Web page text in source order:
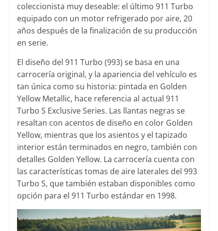
coleccionista muy deseable: el último 911 Turbo
equipado con un motor refrigerado por aire, 20
años después de la finalización de su producción
en serie.
El diseño del 911 Turbo (993) se basa en una
carrocería original, y la apariencia del vehículo es
tan única como su historia: pintada en Golden
Yellow Metallic, hace referencia al actual 911
Turbo S Exclusive Series. Las llantas negras se
resaltan con acentos de diseño en color Golden
Yellow, mientras que los asientos y el tapizado
interior están terminados en negro, también con
detalles Golden Yellow. La carrocería cuenta con
las características tomas de aire laterales del 993
Turbo S, que también estaban disponibles como
opción para el 911 Turbo estándar en 1998.